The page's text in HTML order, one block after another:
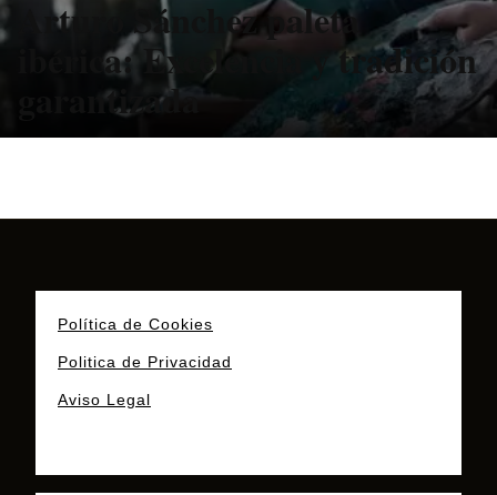
Arturo Sánchez paleta
ibérica: Excelencia y tradición
garantizada
Política de Cookies
Politica de Privacidad
Aviso Legal